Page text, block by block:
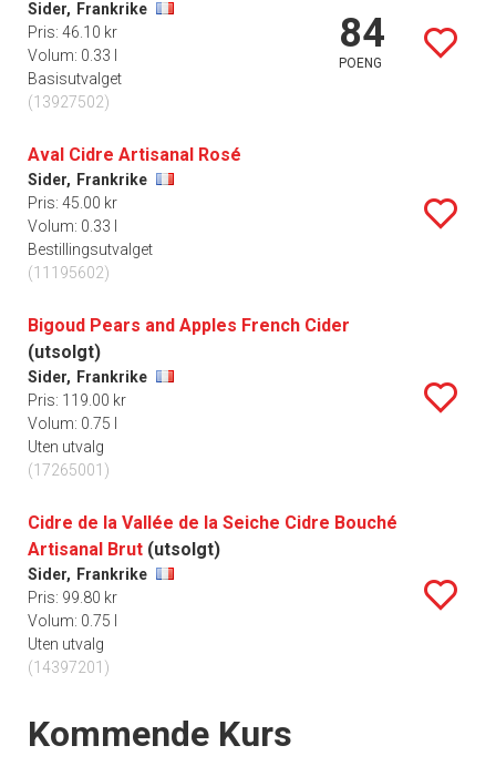
Sider, Frankrike
Pris: 46.10 kr
Volum: 0.33 l
Basisutvalget
(13927502)
84
POENG
Aval Cidre Artisanal Rosé
Sider, Frankrike
Pris: 45.00 kr
Volum: 0.33 l
Bestillingsutvalget
(11195602)
Bigoud Pears and Apples French Cider
(utsolgt)
Sider, Frankrike
Pris: 119.00 kr
Volum: 0.75 l
Uten utvalg
(17265001)
Cidre de la Vallée de la Seiche Cidre Bouché
Artisanal Brut (utsolgt)
Sider, Frankrike
Pris: 99.80 kr
Volum: 0.75 l
Uten utvalg
(14397201)
Events
Kommende Kurs